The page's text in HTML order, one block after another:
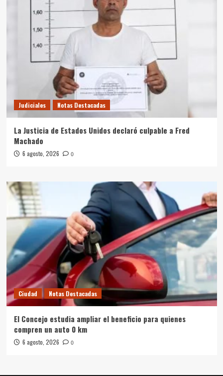
Judiciales Notas Destacadas
La Justicia de Estados Unidos declaró culpable a Fred
Machado
6 agosto, 2026 0
Ciudad Notas Destacadas
El Concejo estudia ampliar el beneficio para quienes
compren un auto 0 km
6 agosto, 2026 0